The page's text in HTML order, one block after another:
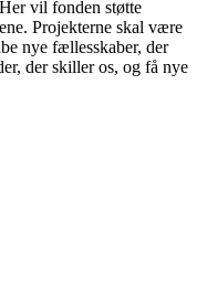
vil fonden støtte
Projekterne skal være
nye fællesskaber, der
der skiller os, og få nye